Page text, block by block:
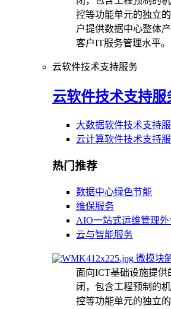
控等功能单元的独立
户提供数据中心整体
客户IT服务管理水平。
云软件技术支持服务
云软件技术支持服
大数据软件技术支持
云计算软件技术支持
热门推荐
数据中心绿色节能
维保服务
AIO一站式运维管理
云与智能服务
微模块
面向ICT基础设施提供
闭，包含工程预制的
控等功能单元的独立